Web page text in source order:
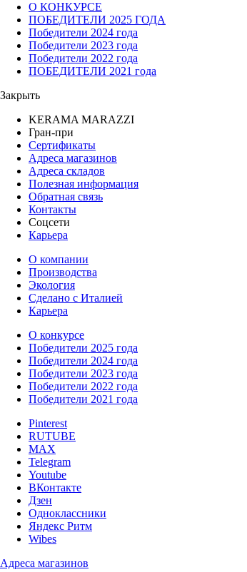
О КОНКУРСЕ
ПОБЕДИТЕЛИ 2025 ГОДА
Победители 2024 года
Победители 2023 года
Победители 2022 года
ПОБЕДИТЕЛИ 2021 года
Закрыть
KERAMA MARAZZI
Гран-при
Сертификаты
Адреса магазинов
Адреса складов
Полезная информация
Обратная связь
Контакты
Соцсети
Карьера
О компании
Производства
Экология
Сделано с Италией
Карьера
О конкурсе
Победители 2025 года
Победители 2024 года
Победители 2023 года
Победители 2022 года
Победители 2021 года
Pinterest
RUTUBE
MAX
Telegram
Youtube
ВКонтакте
Дзен
Одноклассники
Яндекс Ритм
Wibes
Адреса магазинов